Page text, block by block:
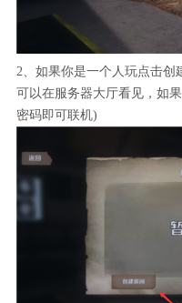
2、如果你是一个人玩点击
可以在服务器大厅看见，如
密码即可联机)